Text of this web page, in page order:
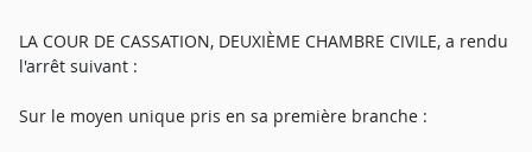
LA COUR DE CASSATION, DEUXIÈME CHAMBRE CIVILE, a rendu
l'arrêt suivant :
Sur le moyen unique pris en sa première branche :